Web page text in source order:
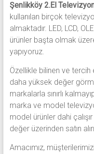
Şenlikköy 2.El
kullanılan birçok
almaktadır. LED, LCD,
ürünler başta olmak
yapıyoruz.
Özellikle bilinen ve
daha yüksek değer
markalarla sınırlı
marka ve model
model ürünler dahi
değer üzerinden satın
Amacımız,